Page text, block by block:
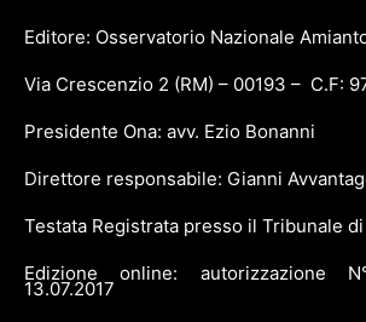
Editore: Osservatorio Nazionale
Via Crescenzio 2 (RM) – 00193 – C.F:
Presidente Ona: avv. Ezio Bonanni
Direttore responsabile: Gianni
Testata Registrata presso il Tribunale di
Edizione online: autorizzazione
13.07.2017